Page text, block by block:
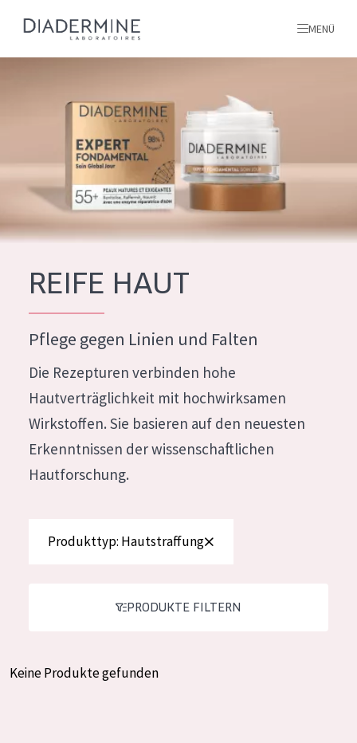
PRODUKTTYP
Feuchtigkeit und Ausstrahlung
Faltenreduzierung
Hautregeneration
Tagescreme
ALLE PRODUKTE
MENÜ
Startseite
inhaltsstoffe
Über uns
Inspiration
Kontakt
French
German
Greek
REIFE HAUT
Pflege gegen Linien und Falten
Die Rezepturen verbinden hohe
Hautverträglichkeit mit hochwirksamen
Wirkstoffen. Sie basieren auf den neuesten
Erkenntnissen der wissenschaftlichen
Hautforschung.
Produkttyp: Hautstraffung
PRODUKTE FILTERN
Keine Produkte gefunden